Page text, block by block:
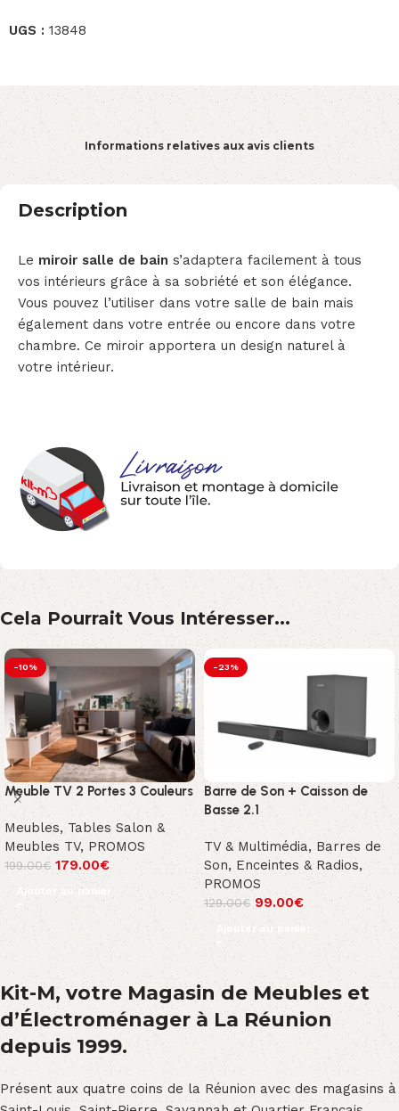
UGS : 13848
Informations relatives aux avis clients
Description
Le miroir salle de bain s’adaptera facilement à tous
vos intérieurs grâce à sa sobriété et son élégance.
Vous pouvez l’utiliser dans votre salle de bain mais
également dans votre entrée ou encore dans votre
chambre. Ce miroir apportera un design naturel à
votre intérieur.
Cela Pourrait Vous Intéresser...
-10%
Meuble TV 2 Portes 3 Couleurs
Meubles, Tables Salon &
Meubles TV,PROMOS
199.00€ 179.00€
Ajouter au panier
-23%
Barre de Son + Caisson de
Basse 2.1
TV & Multimédia,Barres de
Son, Enceintes & Radios,
PROMOS
129.00€ 99.00€
Ajouter au panier
Kit-M, votre Magasin de Meubles et
d’Électroménager à La Réunion
depuis 1999.
Présent aux quatre coins de la Réunion avec des magasins à